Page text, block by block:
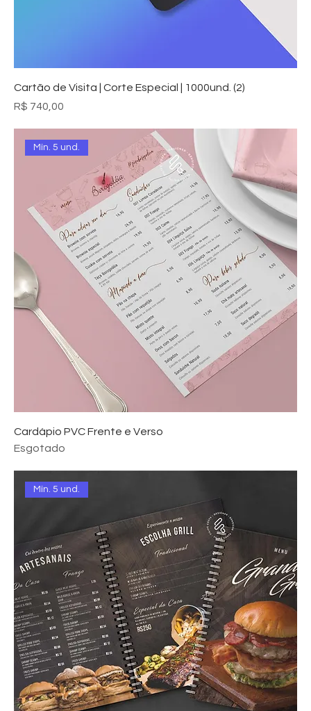
Cartão de Visita | Corte Especial | 1000und. (2)
Preço
R$ 740,00
Mín. 5 und.
Cardápio PVC Frente e Verso
Esgotado
Mín. 5 und.